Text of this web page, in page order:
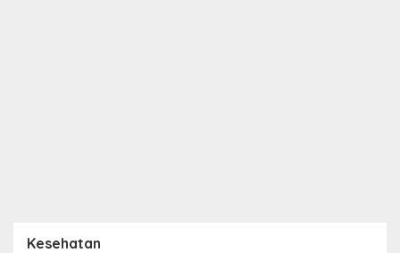
Kesehatan